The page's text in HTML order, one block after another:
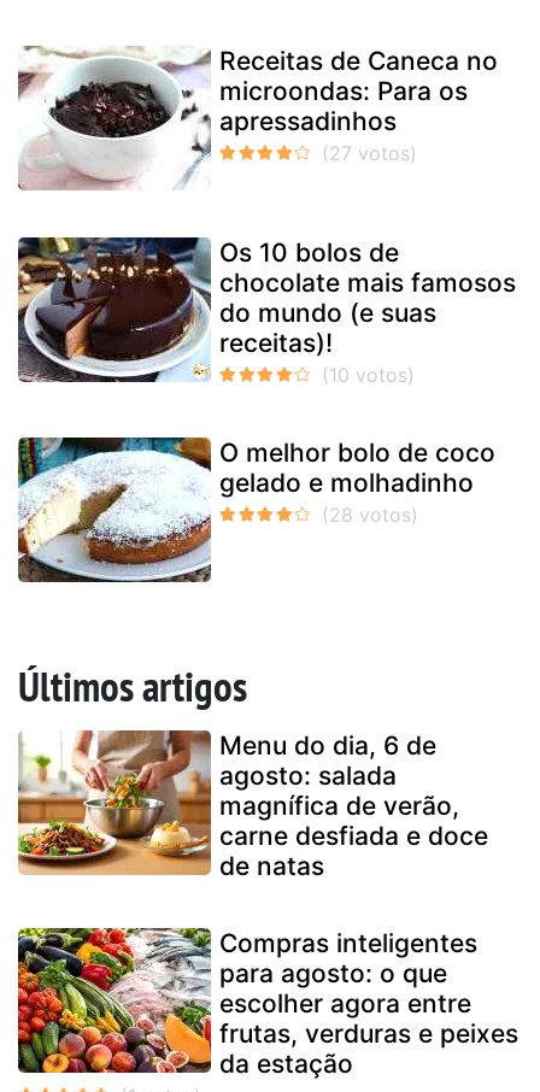
Receitas de Caneca no
microondas: Para os
apressadinhos
Os 10 bolos de
chocolate mais famosos
do mundo (e suas
receitas)!
O melhor bolo de coco
gelado e molhadinho
Últimos artigos
Menu do dia, 6 de
agosto: salada
magnífica de verão,
carne desfiada e doce
de natas
Compras inteligentes
para agosto: o que
escolher agora entre
frutas, verduras e peixes
da estação